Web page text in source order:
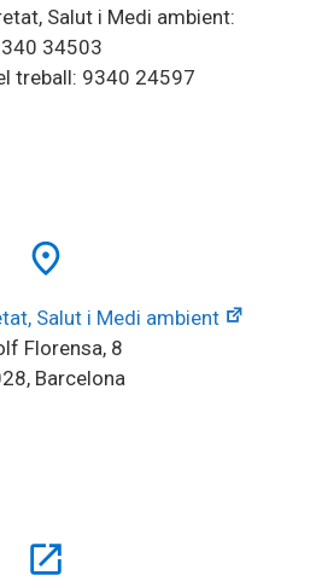
Salut i Medi ambient:
34503
treball: 9340 24597
place
Salut i Medi ambient
Florensa, 8
Barcelona
open_in_new